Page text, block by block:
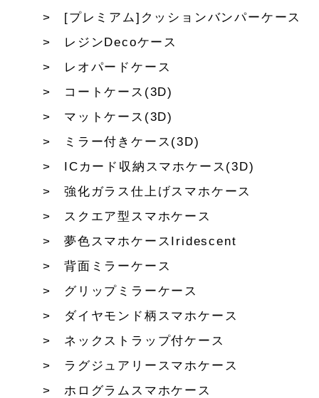
[プレミアム]クッションバンパーケース
レジンDecoケース
レオパードケース
コートケース(3D)
マットケース(3D)
ミラー付きケース(3D)
ICカード収納スマホケース(3D)
強化ガラス仕上げスマホケース
スクエア型スマホケース
夢色スマホケースIridescent
背面ミラーケース
グリップミラーケース
ダイヤモンド柄スマホケース
ネックストラップ付ケース
ラグジュアリースマホケース
ホログラムスマホケース